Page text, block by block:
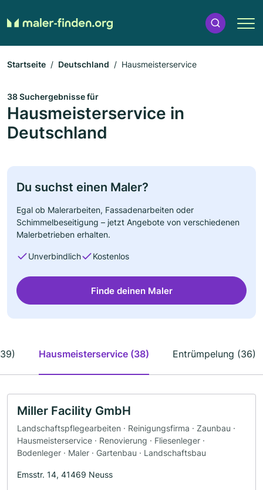
Startseite Deutschland Hausmeisterservice
38 Suchergebnisse für
Hausmeisterservice in
Deutschland
Du suchst einen Maler?
Egal ob Malerarbeiten, Fassadenarbeiten oder
Schimmelbeseitigung – jetzt Angebote von verschiedenen
Malerbetrieben erhalten.
Unverbindlich Kostenlos
Finde deinen Maler
Hausmeisterservice (38) Entrümpelung (36)
Miller Facility GmbH
Landschaftspflegearbeiten · Reinigungsfirma · Zaunbau ·
Hausmeisterservice · Renovierung · Fliesenleger ·
Bodenleger · Maler · Gartenbau · Landschaftsbau
Emsstr. 14, 41469 Neuss